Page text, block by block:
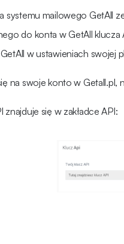
systemu mailowego GetAll
do konta w GetAll klucza
w ustawieniach swojej
na swoje konto w Getall.pl,
znajduje się w zakładce API: